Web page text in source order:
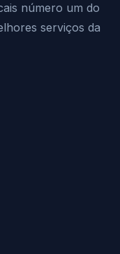
número um do
serviços da